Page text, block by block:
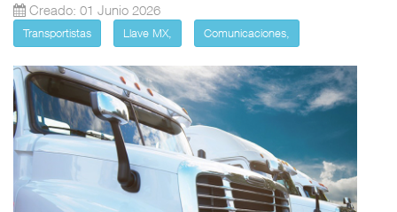
Creado: 01 Junio 2026
Transportistas Llave MX, Comunicaciones,